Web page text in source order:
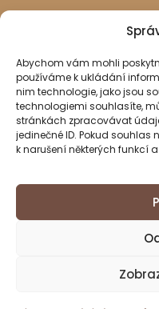
Abychom vám mohli
používáme k ukládání
nim technologie, jako jsou
technologiemi souhlasíte,
stránkách zpracovávat
jedinečné ID. Pokud souhlas
k narušení některých funkcí